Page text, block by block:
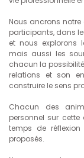
Nous ancrons
participants, dans
et nous explorons
mais aussi les
chacun la
relations et son
construire le sens
Chacun des
personnel sur cette
temps de
proposés.